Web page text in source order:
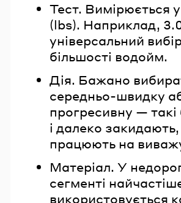
Тест. Вимірюється
(lbs). Наприклад,
універсальний
більшості водойм.
Дія. Бажано
середньо-швидку
прогресивну — такі
і далеко
працюють на
Матеріал. У
сегменті
використовується